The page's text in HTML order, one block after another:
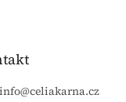
info@celiakarna.cz